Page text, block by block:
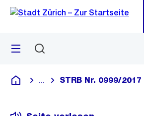
Navigation
Sprunglink
Menü
Deutsch
Blende alle Breadcrumbs ein
STRB Nr. 0999/2017